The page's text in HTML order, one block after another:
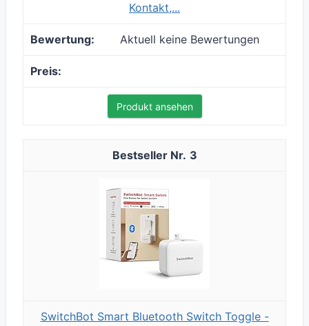
Kontakt,...
Aktuell keine Bewertungen
Produkt ansehen
3
SwitchBot Smart Bluetooth Switch Toggle -